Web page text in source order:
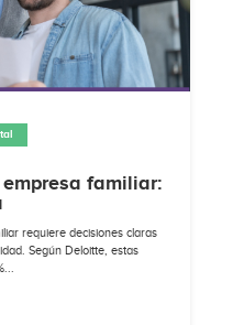
familiar:
requiere decisiones claras
Según Deloitte, estas